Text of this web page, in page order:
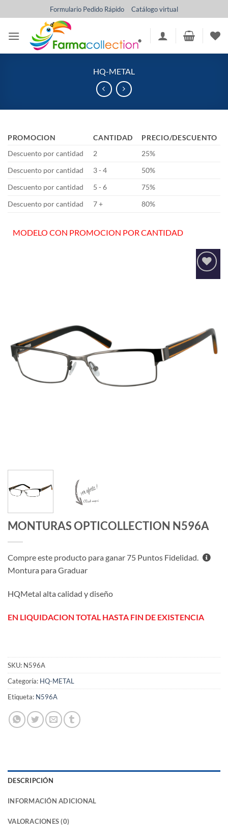
al
contenido
Formulario Pedido Rápido Catálogo virtual
HQ-METAL
PROMOCION CANTIDAD
PRECIO/DESCUENTO
Descuento por cantidad
2
25%
Descuento por cantidad
3 - 4
50%
Descuento por cantidad
5 - 6
75%
Descuento por cantidad
7 + 80%
MODELO CON PROMOCION POR CANTIDAD
Añadir
MONTURAS OPTICOLLECTION N596A
Compre este producto para ganar 75 Puntos Fidelidad.
Montura para Graduar
HQMetal alta calidad y diseño
EN LIQUIDACION TOTAL HASTA FIN DE EXISTENCIA
SKU: N596A
Categoría: HQ-METAL
Etiqueta: N596A
DESCRIPCIÓN
INFORMACIÓN ADICIONAL
VALORACIONES (0)